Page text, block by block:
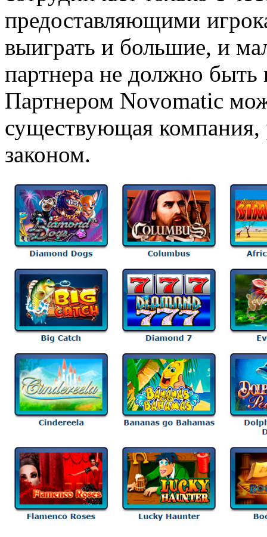
предоставляющими
выиграть и большие, и
партнера не должно быть
Партнером Novomatic
существующая компания,
законом.